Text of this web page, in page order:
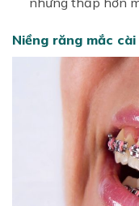
Niềng răng mắc